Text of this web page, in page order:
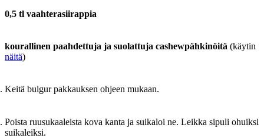
0,5 tl vaahterasiirappia
kourallinen paahdettuja ja suolattuja cashewpähkinöitä (käytin
näitä)
Keitä bulgur pakkauksen ohjeen mukaan.
Poista ruusukaaleista kova kanta ja suikaloi ne. Leikka sipuli ohuiksi
suikaleiksi.